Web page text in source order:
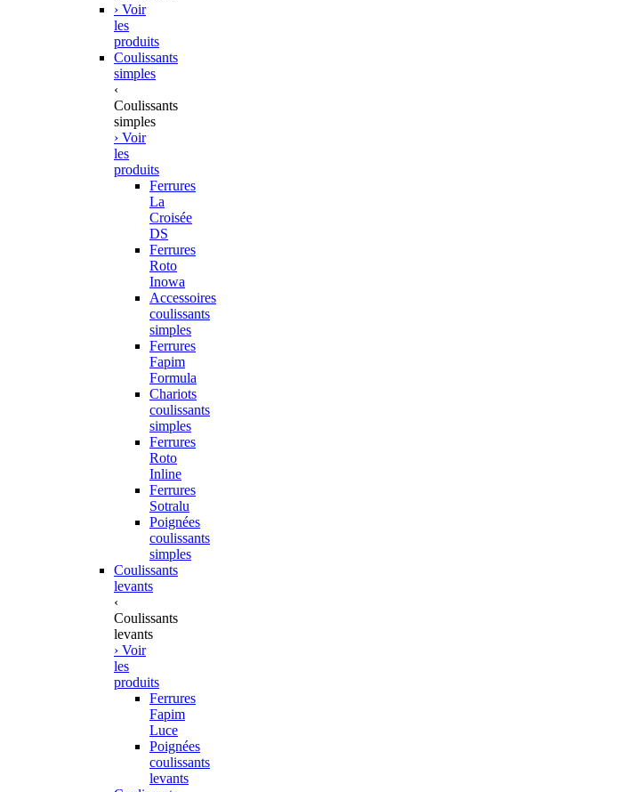
› Voir
les
produits
Coulissants
simples
‹
Coulissants
simples
› Voir
les
produits
Ferrures
La
Croisée
DS
Ferrures
Roto
Inowa
Accessoires
coulissants
simples
Ferrures
Fapim
Formula
Chariots
coulissants
simples
Ferrures
Roto
Inline
Ferrures
Sotralu
Poignées
coulissants
simples
Coulissants
levants
‹
Coulissants
levants
› Voir
les
produits
Ferrures
Fapim
Luce
Poignées
coulissants
levants